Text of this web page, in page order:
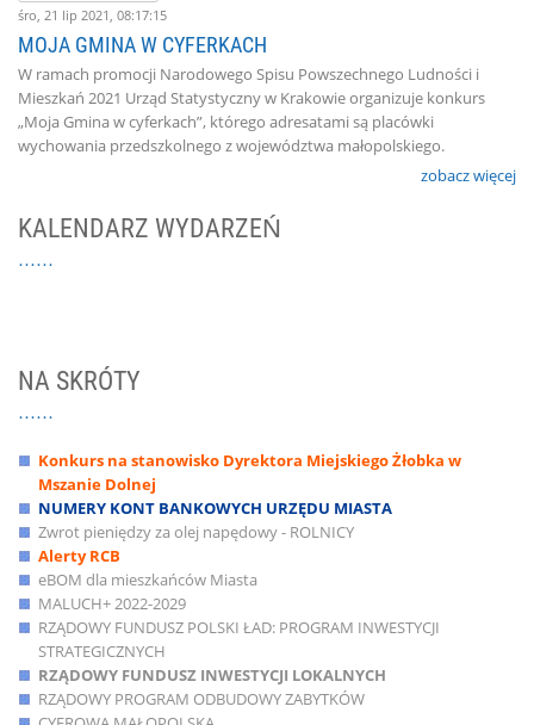
śro, 21 lip 2021, 08:17:15
MOJA GMINA W CYFERKACH
W ramach promocji Narodowego Spisu Powszechnego Ludności i
Mieszkań 2021 Urząd Statystyczny w Krakowie organizuje konkurs
„Moja Gmina w cyferkach”, którego adresatami są placówki
wychowania przedszkolnego z województwa małopolskiego.
zobacz więcej
KALENDARZ WYDARZEŃ
NA SKRÓTY
Konkurs na stanowisko Dyrektora Miejskiego Żłobka w
Mszanie Dolnej
NUMERY KONT BANKOWYCH URZĘDU MIASTA
Zwrot pieniędzy za olej napędowy - ROLNICY
Alerty RCB
eBOM dla mieszkańców Miasta
MALUCH+ 2022-2029
RZĄDOWY FUNDUSZ POLSKI ŁAD: PROGRAM INWESTYCJI
STRATEGICZNYCH
RZĄDOWY FUNDUSZ INWESTYCJI LOKALNYCH
RZĄDOWY PROGRAM ODBUDOWY ZABYTKÓW